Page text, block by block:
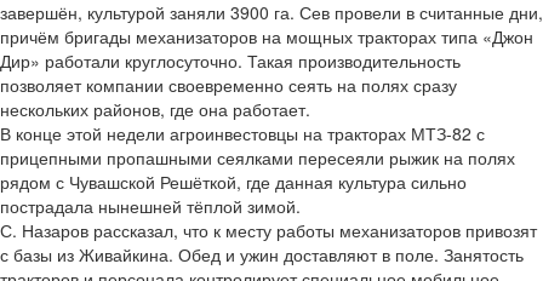
завершён, культурой заняли 3900 га. Сев провели в считанные дни,
причём бригады механизаторов на мощных тракторах типа «Джон
Дир» работали круглосуточно. Такая производительность
позволяет компании своевременно сеять на полях сразу
нескольких районов, где она работает.
В конце этой недели агроинвестовцы на тракторах МТЗ-82 с
прицепными пропашными сеялками пересеяли рыжик на полях
рядом с Чувашской Решёткой, где данная культура сильно
пострадала нынешней тёплой зимой.
С. Назаров рассказал, что к месту работы механизаторов привозят
с базы из Живайкина. Обед и ужин доставляют в поле. Занятость